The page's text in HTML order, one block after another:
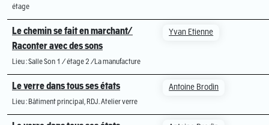
étage
Le chemin se fait en marchant/
Raconter avec des sons
Lieu : Salle Son 1 / étage 2 /La manufacture
Yvan Etienne
Le verre dans tous ses états
Lieu : Bâtiment principal, RDJ. Atelier verre
Antoine Brodin